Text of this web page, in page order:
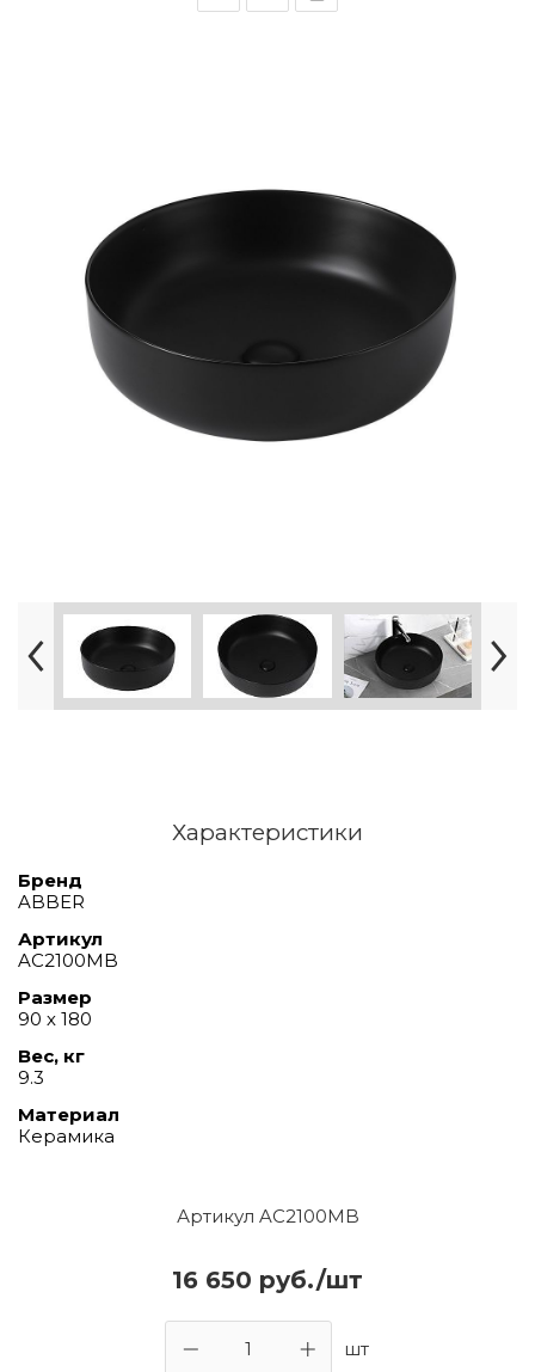
Артикул AC2100MB
16 650 руб./шт
шт
Характеристики
Бренд
ABBER
Артикул
AC2100MB
Размер
90 х 180
Вес, кг
9.3
Материал
Керамика